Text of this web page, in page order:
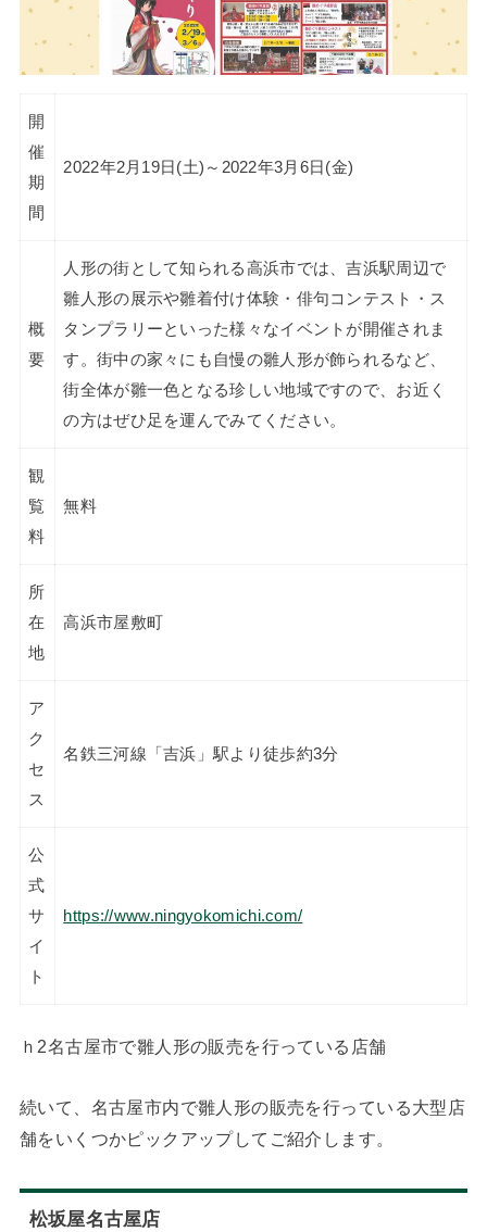
開
催
期
間
2022年2月19日(土)～2022年3月6日(金)
概
要
人形の街として知られる高浜市では、吉浜駅周辺で
雛人形の展示や雛着付け体験・俳句コンテスト・ス
タンプラリーといった様々なイベントが開催されま
す。街中の家々にも自慢の雛人形が飾られるなど、
街全体が雛一色となる珍しい地域ですので、お近く
の方はぜひ足を運んでみてください。
観
覧
料
無料
所
在
地
高浜市屋敷町
ア
ク
セ
ス
名鉄三河線「吉浜」駅より徒歩約3分
公
式
サ
イ
ト
https://www.ningyokomichi.com/
ｈ2名古屋市で雛人形の販売を行っている店舗
続いて、名古屋市内で雛人形の販売を行っている大型店
舗をいくつかピックアップしてご紹介します。
松坂屋名古屋店